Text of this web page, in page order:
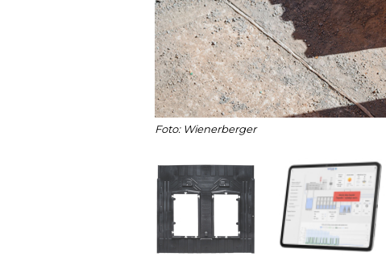
Foto: Wienerberger